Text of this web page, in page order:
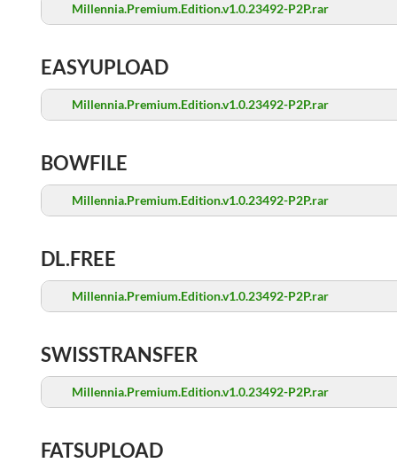
Millennia.Premium.Edition.v1.0.23492-P2P.rar
EASYUPLOAD
Millennia.Premium.Edition.v1.0.23492-P2P.rar
BOWFILE
Millennia.Premium.Edition.v1.0.23492-P2P.rar
DL.FREE
Millennia.Premium.Edition.v1.0.23492-P2P.rar
SWISSTRANSFER
Millennia.Premium.Edition.v1.0.23492-P2P.rar
FATSUPLOAD